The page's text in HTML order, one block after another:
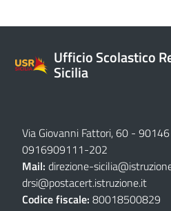
Ufficio Scolastico
Sicilia
Via Giovanni Fattori, 60 - 90146
0916909111-202
Mail: direzione-
drsi@postacert.istruzione.it
Codice fiscale: 80018500829